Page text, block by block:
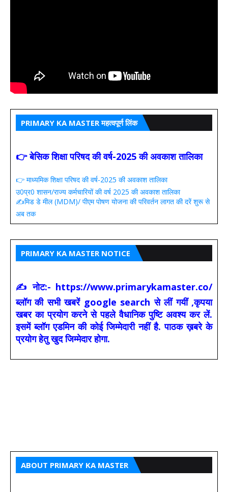
PRIMARY KA MASTER महत्वपूर्ण लिंक
👉 बेसिक शिक्षा परिषद की वर्ष-2025 की अवकाश तालिका
👉 माध्यमिक शिक्षा परिषद की वर्ष-2025 की अवकाश तालिका
उ0प्र0 शासन/राज्य कर्मचारियों की वर्ष 2025 की अवकाश तालिका
✍️मिड डे मील (MDM)/ पीएम पोषण योजना की परिवर्तन लागत की दरें शुरू से
अब तक
PRIMARY KA MASTER NOTICE
✍ नोट:- https://www.primarykamaster.co/
ब्लॉग की सभी खबरें google search से लीं गयीं ,कृपया
खबर का प्रयोग करने से पहले वैधानिक पुष्टि अवश्य कर लें.
इसमें ब्लॉग एडमिन की कोई जिम्मेदारी नहीं है. पाठक ख़बरे के
प्रयोग हेतु खुद जिम्मेदार होगा.
ABOUT PRIMARY KA MASTER